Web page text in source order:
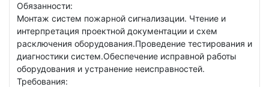
Обязанности:
Монтаж систем пожарной сигнализации. Чтение и
интерпретация проектной документации и схем
расключения оборудования.Проведение тестирования и
диагностики систем.Обеспечение исправной работы
оборудования и устранение неисправностей.
Требования: